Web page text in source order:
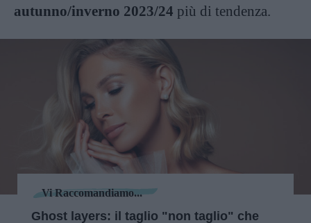
autunno/inverno 2023/24 più di tendenza.
Vi Raccomandiamo...
Ghost layers: il taglio "non taglio" che